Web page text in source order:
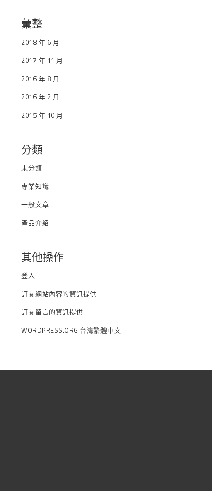
彙整
2018 年 6 月
2017 年 11 月
2016 年 8 月
2016 年 2 月
2015 年 10 月
分類
未分類
專業知識
一般文章
產品介紹
其他操作
登入
訂閱網站內容的資訊提供
訂閱留言的資訊提供
WORDPRESS.ORG 台灣繁體中文